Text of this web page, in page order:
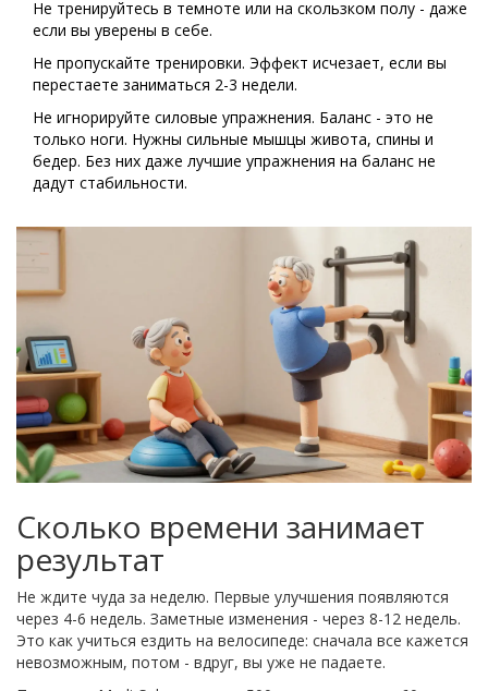
Не тренируйтесь в темноте или на скользком полу - даже
если вы уверены в себе.
Не пропускайте тренировки. Эффект исчезает, если вы
перестаете заниматься 2-3 недели.
Не игнорируйте силовые упражнения. Баланс - это не
только ноги. Нужны сильные мышцы живота, спины и
бедер. Без них даже лучшие упражнения на баланс не
дадут стабильности.
Сколько времени занимает
результат
Не ждите чуда за неделю. Первые улучшения появляются
через 4-6 недель. Заметные изменения - через 8-12 недель.
Это как учиться ездить на велосипеде: сначала все кажется
невозможным, потом - вдруг, вы уже не падаете.